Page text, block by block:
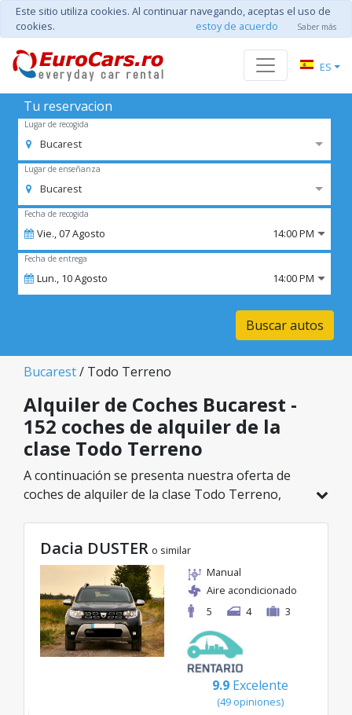
Este sitio utiliza cookies. Al continuar navegando, aceptas el uso de
cookies.
estoy de acuerdo Saber más
ES
Tu reservacion
Lugar de recogida
Bucarest
Lugar de enseñanza
Bucarest
Fecha de recogida
Vie.,07Agosto 14:00 PM
Fecha de entrega
Lun., 10Agosto 14:00 PM
Buscar autos
Bucarest/ Todo Terreno
Alquiler de Coches Bucarest -
152 coches de alquiler de la
clase Todo Terreno
A continuación se presenta nuestra oferta de
coches de alquiler de la clase Todo Terreno,
modelo ideal de la categoría seleccionada, con
tarifas excelentes desde solo 29€/día.
Dacia DUSTER o similar
Manual
Aire acondicionado
5
4 3
9.9 Excelente
(49 opiniones)